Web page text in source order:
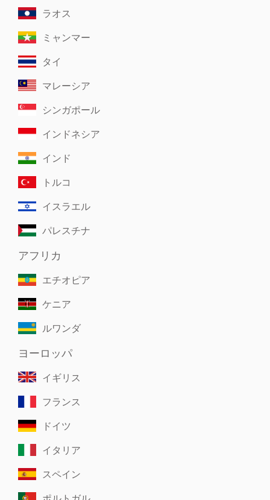
ラオス
ミャンマー
タイ
マレーシア
シンガポール
インドネシア
インド
トルコ
イスラエル
パレスチナ
アフリカ
エチオピア
ケニア
ルワンダ
ヨーロッパ
イギリス
フランス
ドイツ
イタリア
スペイン